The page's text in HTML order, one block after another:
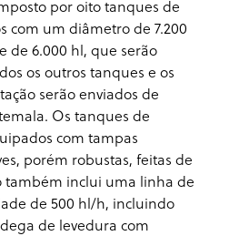
por oito tanques de
com um diâmetro de 7.200
de 6.000 hl, que serão
os outros tanques e os
serão enviados de
Os tanques de
com tampas
porém robustas, feitas de
inclui uma linha de
de 500 hl/h, incluindo
de levedura com